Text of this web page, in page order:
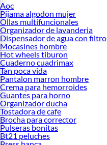
Aoc
Pijama algodon mujer
Ollas multifuncionales
Organizador de lavanderia
Dispensador de agua con filtro
Mocasines hombre
Hot wheels tiburon
Cuaderno cuadrimax
Tan poca vida
Pantalon marron hombre
Crema para hemorroides
Guantes para horno
Organizador ducha
Tostadora de cafe
Brocha para corrector
Pulseras bonitas
Bt21 peluches